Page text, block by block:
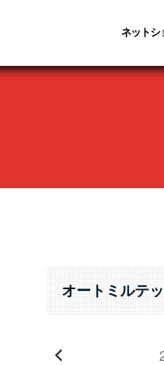
ネットシ
オートミルテ